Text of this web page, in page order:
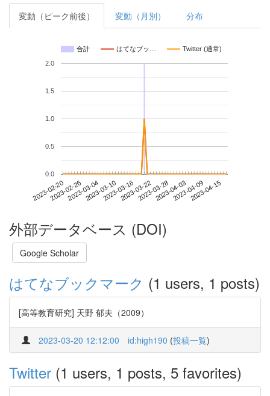
変動（ピーク前後） 変動（月別） 分布
合計 はてなブッ… Twitter (通常)
2023-02-202023-02-262023-03-042023-03-102023-03-162023-03-222023-03-282023-04-032023-04-092023-04-15
0.0
0.5
1.0
1.5
2.0
外部データベース (DOI)
Google Scholar
はてなブックマーク (1 users, 1 posts)
[高等教育研究] 天野 郁夫（2009）
2023-03-20 12:12:00 id:high190 (投稿一覧)
Twitter (1 users, 1 posts, 5 favorites)